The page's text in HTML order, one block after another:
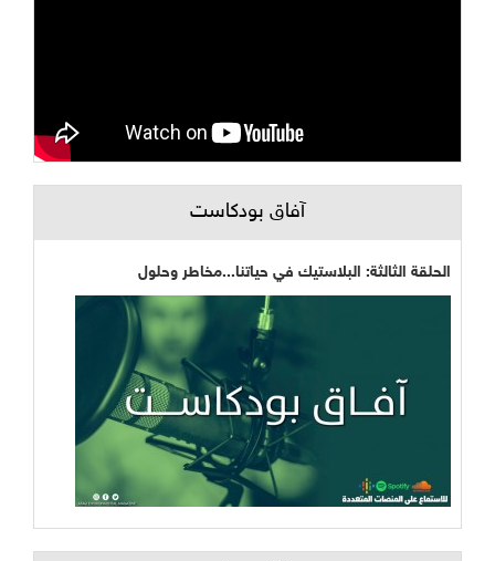
آفاق بودكاست
الحلقة الثالثة: البلاستيك في حياتنا...مخاطر وحلول